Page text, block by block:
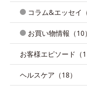
コラム&エッセイ
お買い物情報（10）
お客様エピソード（
ヘルスケア（18）